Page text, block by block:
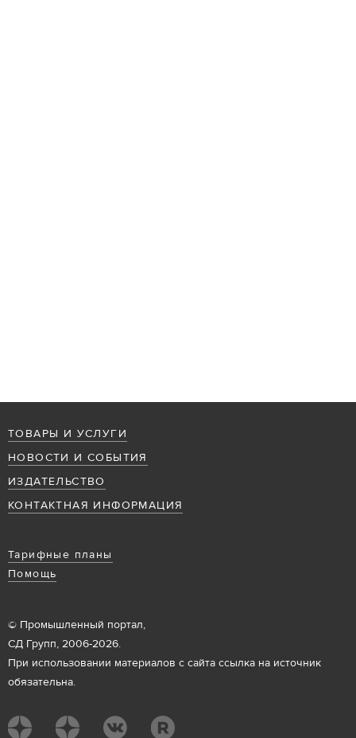
ТОВАРЫ И УСЛУГИ
НОВОСТИ И СОБЫТИЯ
ИЗДАТЕЛЬСТВО
КОНТАКТНАЯ ИНФОРМАЦИЯ
Тарифные планы
Помощь
© Промышленный портал,
СД Групп, 2006-2026.
При использовании материалов с сайта ссылка на источник
обязательна.